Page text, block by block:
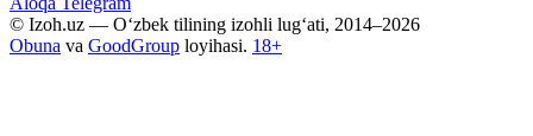
© Izoh.uz — O‘zbek tilining izohli lug‘ati, 2014–2026
Obuna va GoodGroup loyihasi. 18+